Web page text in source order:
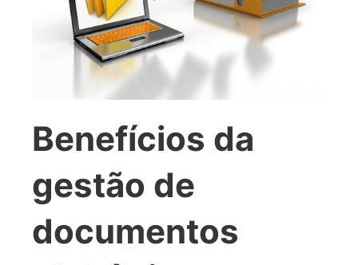
Benefícios da
gestão de
documentos